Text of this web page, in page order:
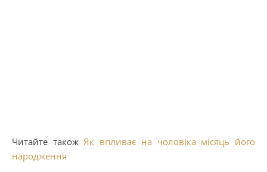
Читайте також Як впливає на чоловіка місяць його
народження